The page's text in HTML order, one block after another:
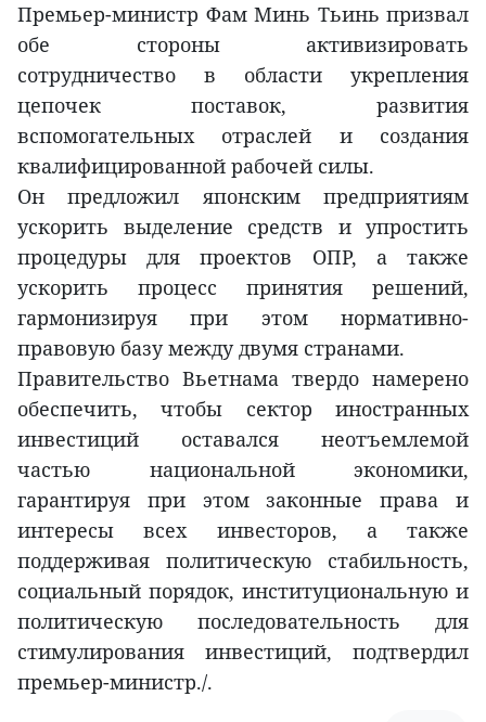
Премьер-министр Фам Минь Тьинь призвал
обе стороны активизировать
сотрудничество в области укрепления
цепочек поставок, развития
вспомогательных отраслей и создания
квалифицированной рабочей силы.
Он предложил японским предприятиям
ускорить выделение средств и упростить
процедуры для проектов ОПР, а также
ускорить процесс принятия решений,
гармонизируя при этом нормативно-
правовую базу между двумя странами.
Правительство Вьетнама твердо намерено
обеспечить, чтобы сектор иностранных
инвестиций оставался неотъемлемой
частью национальной экономики,
гарантируя при этом законные права и
интересы всех инвесторов, а также
поддерживая политическую стабильность,
социальный порядок, институциональную и
политическую последовательность для
стимулирования инвестиций, подтвердил
премьер-министр./.